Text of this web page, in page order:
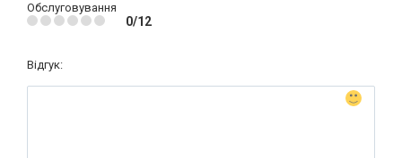
Обслуговування
0/12
Відгук: